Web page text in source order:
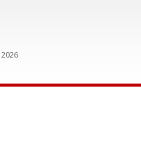
2026